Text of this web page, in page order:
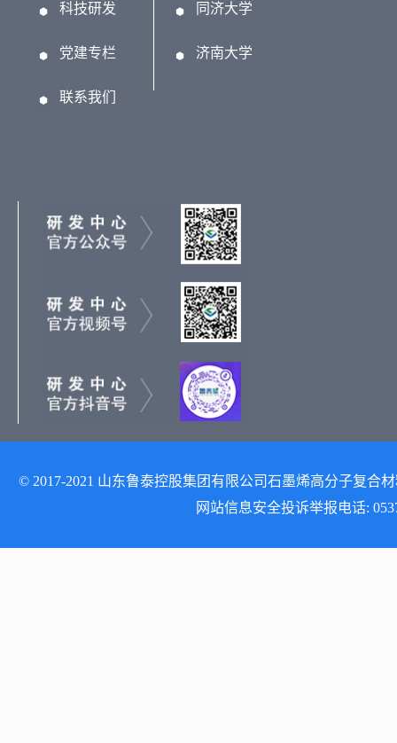
科技研发
党建专栏
联系我们
同济大学
济南大学
© 2017-2021 山东鲁泰控股集团有限公司石墨烯高分子复合
网站信息安全投诉举报电话: